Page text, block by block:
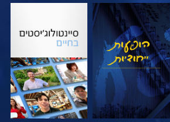
צפה בדוק את הסדרה